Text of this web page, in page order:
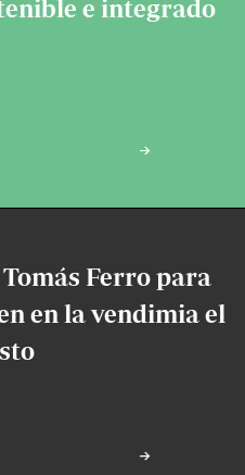
e integrado
Ferro para
en la vendimia el